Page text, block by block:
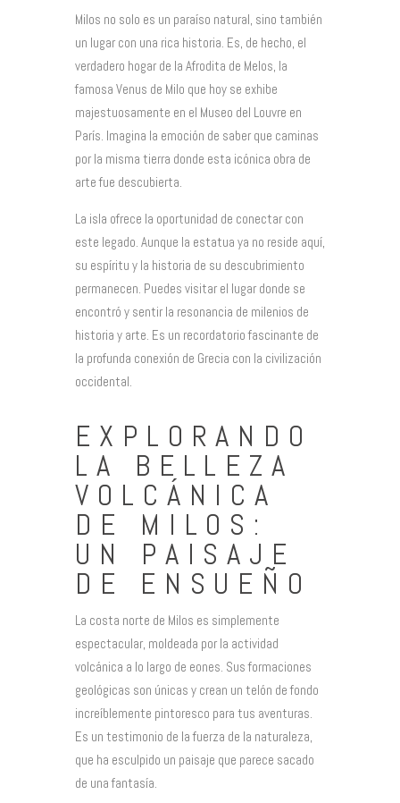
Milos no solo es un paraíso natural, sino también
un lugar con una rica historia. Es, de hecho, el
verdadero hogar de la Afrodita de Melos, la
famosa Venus de Milo que hoy se exhibe
majestuosamente en el Museo del Louvre en
París. Imagina la emoción de saber que caminas
por la misma tierra donde esta icónica obra de
arte fue descubierta.
La isla ofrece la oportunidad de conectar con
este legado. Aunque la estatua ya no reside aquí,
su espíritu y la historia de su descubrimiento
permanecen. Puedes visitar el lugar donde se
encontró y sentir la resonancia de milenios de
historia y arte. Es un recordatorio fascinante de
la profunda conexión de Grecia con la civilización
occidental.
EXPLORANDO
LA BELLEZA
VOLCÁNICA
DE MILOS:
UN PAISAJE
DE ENSUEÑO
La costa norte de Milos es simplemente
espectacular, moldeada por la actividad
volcánica a lo largo de eones. Sus formaciones
geológicas son únicas y crean un telón de fondo
increíblemente pintoresco para tus aventuras.
Es un testimonio de la fuerza de la naturaleza,
que ha esculpido un paisaje que parece sacado
de una fantasía.